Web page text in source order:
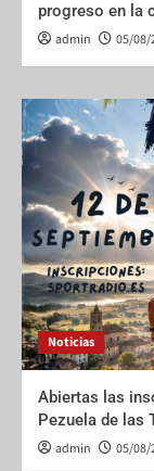
progreso en la
admin 05/08/
Noticias
Abiertas las
Pezuela de las
admin 05/08/